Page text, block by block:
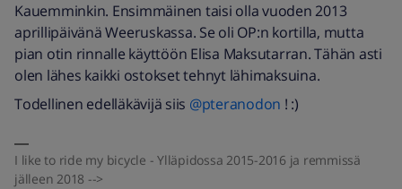
Kauemminkin. Ensimmäinen taisi olla vuoden 2013
aprillipäivänä Weeruskassa. Se oli OP:n kortilla, mutta
pian otin rinnalle käyttöön Elisa Maksutarran. Tähän asti
olen lähes kaikki ostokset tehnyt lähimaksuina.
Todellinen edelläkävijä siis @pteranodon ! :)
I like to ride my bicycle - Ylläpidossa 2015-2016 ja remmissä
jälleen 2018 -->